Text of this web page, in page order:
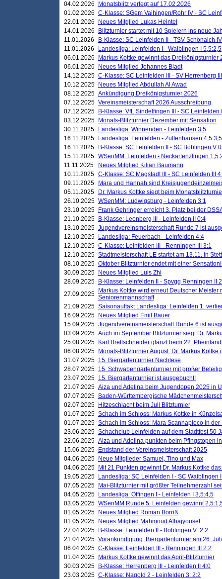
04.02.2026
Monatsblitz verlegt auf 17.02.2026
01.02.2026 C-Klasse: SGem Vaihingen/Rohr IV - SC
22.01.2026
Neues Mitglied Lukas Heintel
14.01.2026
Blitzturnier startet mit 10 Spielern ins neue
11.01.2026
B-Klasse: SC Leinfelden II - TSV Schönaich
11.01.2026
Landesliga: Leinfelden I - Waiblingen I 5,5:2,5
06.01.2026
Markus Kottke gewinnt das Dreikönigsturnier
06.01.2026
Neues Mitglied Johannes Bladt
14.12.2025 C-Klasse: SC Leinfelden III - SV Herrenberg
10.12.2025
Neues Mitglied Abdullah Al Awad
08.12.2025 Ankündigung Dreikönigsturnier 2026
07.12.2025 Vereinsmeisterschaft 2026 Ausschreibung
07.12.2025
B-Klasse: VfL Sindelfingen III - SC Leinfelden
03.12.2025
Monats-Blitzturnier Dezember mit Sensation
30.11.2025
Landesliga: Winnenden - Leinfelden 3:5
16.11.2025
Landesliga: Leinfelden - Zuffenhausen 4,5:3,5
16.11.2025
B-Klasse: SC Leinfelden II - SC Böblingen V
15.11.2025 WSenMM: Leinfelden - Neckartenzlingen
11.11.2025
Neues Mitglied Kilian Baumann
10.11.2025 C-Klasse: SC Magstadt III - SC Leinfelden III
09.11.2025
Mara und Hannah sind
05.11.2025
Dr. Markus Kottke siegt beim
26.10.2025 WSenMM: Ludwigsburg - Leinfelden 3:1
23.10.2025
Frank Gehringer erreicht 3. Platz bei der
21.10.2025
B-Klasse: Leonberg III - Leinfelden II 0:4
13.10.2025 Jugendvereinsmeisterschaft Runde 7 ist
12.10.2025
Landesliga: Feuerbach - Leinfelden 4:4
12.10.2025 C-Klasse: Leinfelden III - Renningen III 3:1
12.10.2025 Stadtmeisterschaft LE startet am 13.11. in
08.10.2025 Oktober Blitzturnier endet mit einer
30.09.2025
Neues Mitglied Luis Zhi
28.09.2025
B-Klasse: Leinfelden II - Spvgg Renningen II
27.09.2025
Markus Kottke wird erneut Deutscher Meister
Seniorenmannschaft
21.09.2025 Saisonauftakt Landesliga: Leinfelden 1.
16.09.2025
Neues Mitglied Emil Bauer
15.09.2025 Jugendvereinsmeisterschaft Runde 6 ist
03.09.2025 Auch im September Blitzturnier siegt Dr.
25.08.2025
Karl Brettschneider glänzt beim 22.
06.08.2025
Monats-Blitzturnier August: Dr. Markus Kottke
31.07.2025 15. Biergartenturnier Nachlese
28.07.2025 15. Schwabengartenturnier mit großer
23.07.2025 15. Biergartenturnier ist ausgebucht!
21.07.2025 Aiza und Adelina beim Jugendopen 2025 in
07.07.2025
Baden-Württembergische
02.07.2025
Hitzeschlacht beim Juli Blitzturnier
01.07.2025 Schach im Schloss: Markus Kottke in
01.07.2025 Schach im Schloss: Mara Scannapieco in der
23.06.2025 Schachclub Leinfelden auf dem Stadtfest 50
22.06.2025 Aiza und Adelina punkten beim Pfingstopen
15.06.2025
Endstand der Vereinsmeisterschaft 2025
04.06.2025
Neue Mitglieder Samuel, Tino und Max
04.06.2025
Mit 21 Punkten gewinnt Dr. Markus Kottke
19.05.2025
Landesliga: SC Leinfelden I - SC Waiblingen
07.05.2025
Mai-Blitzturnier mit größter Teilnehmerzahl
04.05.2025
Landesliga: Öffingen I - Leinfelden I 3,5:4,5
03.05.2025 WSenMM Runde 5: Leinfelden gewinnt
01.05.2025
Neues Mitglied Roman Borriß
01.05.2025
Neues Mitglied Mahmoud Alhajyousef
27.04.2025
B-Klasse: Leinfelden II - Böblingen V: 2:2
21.04.2025 Vorankündigung: Biergartenturnier am 26. Juli
06.04.2025 C-Klasse: Leinfelden III - Renningen III 2:2
01.04.2025
Markus Kottke gewinnt das April-Blitzturnier
30.03.2025
B-Klasse: Herrenberg III - Leinfelden II 4:0
23.03.2025 C-Klasse: Nagold 2 - Leinfelden 3: 2:2